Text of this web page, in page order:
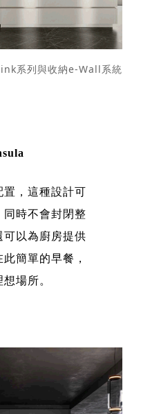
系列與收納e-Wall系統
置，這種設計可
同時不會封閉整
可以為廚房提供
簡單的早餐，
場所。